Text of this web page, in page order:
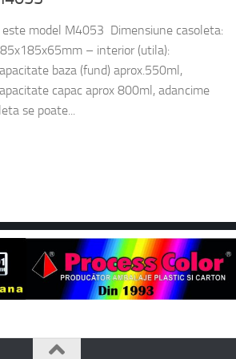
este model M4053 Dimensiune casoleta:
– interior (utila):
baza (fund) aprox.550ml,
capac aprox 800ml, adancime
se poate...